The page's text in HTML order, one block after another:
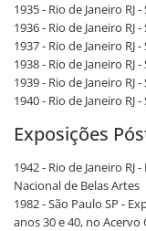
1935 - Rio de Janeiro RJ
1936 - Rio de Janeiro RJ
1937 - Rio de Janeiro RJ
1938 - Rio de Janeiro RJ
1939 - Rio de Janeiro RJ
1940 - Rio de Janeiro RJ
Exposições
1942 - Rio de Janeiro
Nacional de Belas Artes
1982 - São Paulo SP -
anos 30 e 40, no Acervo